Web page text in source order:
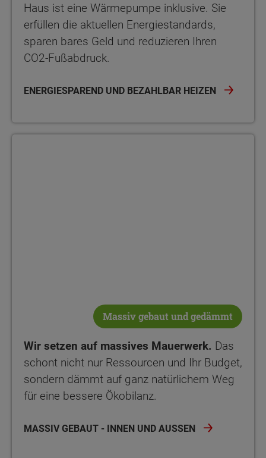
Haus ist eine Wärmepumpe inklusive. Sie
erfüllen die aktuellen Energiestandards,
sparen bares Geld und reduzieren Ihren
CO2-Fußabdruck.
ENERGIESPAREND UND BEZAHLBAR HEIZEN
Massiv gebaut und gedämmt
Wir setzen auf massives Mauerwerk. Das
schont nicht nur Ressourcen und Ihr Budget,
sondern dämmt auf ganz natürlichem Weg
für eine bessere Ökobilanz.
MASSIV GEBAUT - INNEN UND AUSSEN